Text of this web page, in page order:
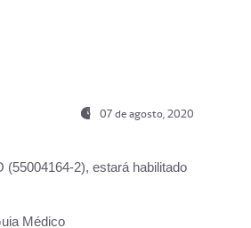
07 de agosto, 2020
2), estará habilitado
Médico